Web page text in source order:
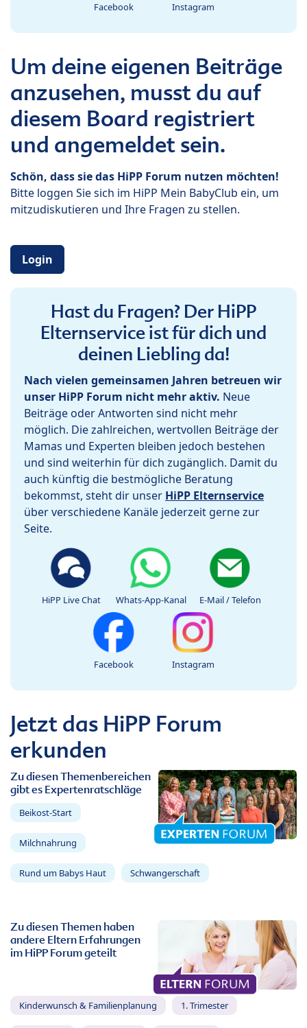
Facebook Instagram
Um deine eigenen Beiträge
anzusehen, musst du auf
diesem Board registriert
und angemeldet sein.
Schön, dass sie das HiPP Forum nutzen möchten!
Bitte loggen Sie sich im HiPP Mein BabyClub ein, um
mitzudiskutieren und Ihre Fragen zu stellen.
Login
Hast du Fragen? Der HiPP
Elternservice ist für dich und
deinen Liebling da!
Nach vielen gemeinsamen Jahren betreuen wir
unser HiPP Forum nicht mehr aktiv. Neue
Beiträge oder Antworten sind nicht mehr
möglich. Die zahlreichen, wertvollen Beiträge der
Mamas und Experten bleiben jedoch bestehen
und sind weiterhin für dich zugänglich. Damit du
auch künftig die bestmögliche Beratung
bekommst, steht dir unser HiPP Elternservice
über verschiedene Kanäle jederzeit gerne zur
Seite.
HiPP Live Chat Whats-App-Kanal E-Mail / Telefon
Facebook Instagram
Jetzt das HiPP Forum
erkunden
Zu diesen Themenbereichen
gibt es Expertenratschläge
Beikost-Start
Milchnahrung
Rund um Babys Haut Schwangerschaft
Zu diesen Themen haben
andere Eltern Erfahrungen
im HiPP Forum geteilt
Kinderwunsch & Familienplanung 1. Trimester